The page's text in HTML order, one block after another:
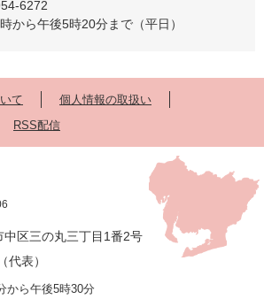
6272
から午後5時20分まで（平日）
て
個人情報の取扱い
RSS配信
区三の丸三丁目1番2号
代表）
から午後5時30分